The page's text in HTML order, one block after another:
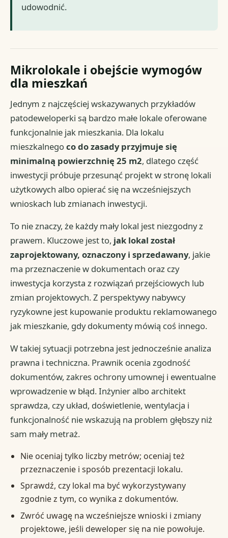
udowodnić.
Mikrolokale i obejście wymogów
dla mieszkań
Jednym z najczęściej wskazywanych przykładów
patodeweloperki są bardzo małe lokale oferowane
funkcjonalnie jak mieszkania. Dla lokalu
mieszkalnegoco do zasady przyjmuje się
minimalną powierzchnię 25 m2, dlatego część
inwestycji próbuje przesunąć projekt w stronę lokali
użytkowych albo opierać się na wcześniejszych
wnioskach lub zmianach inwestycji.
To nie znaczy, że każdy mały lokal jest niezgodny z
prawem. Kluczowe jest to, jak lokal został
zaprojektowany, oznaczony i sprzedawany, jakie
ma przeznaczenie w dokumentach oraz czy
inwestycja korzysta z rozwiązań przejściowych lub
zmian projektowych. Z perspektywy nabywcy
ryzykowne jest kupowanie produktu reklamowanego
jak mieszkanie, gdy dokumenty mówią coś innego.
W takiej sytuacji potrzebna jest jednocześnie analiza
prawna i techniczna. Prawnik ocenia zgodność
dokumentów, zakres ochrony umownej i ewentualne
wprowadzenie w błąd. Inżynier albo architekt
sprawdza, czy układ, doświetlenie, wentylacja i
funkcjonalność nie wskazują na problem głębszy niż
sam mały metraż.
Nie oceniaj tylko liczby metrów; oceniaj też
przeznaczenie i sposób prezentacji lokalu.
Sprawdź, czy lokal ma być wykorzystywany
zgodnie z tym, co wynika z dokumentów.
Zwróć uwagę na wcześniejsze wnioski i zmiany
projektowe, jeśli deweloper się na nie powołuje.